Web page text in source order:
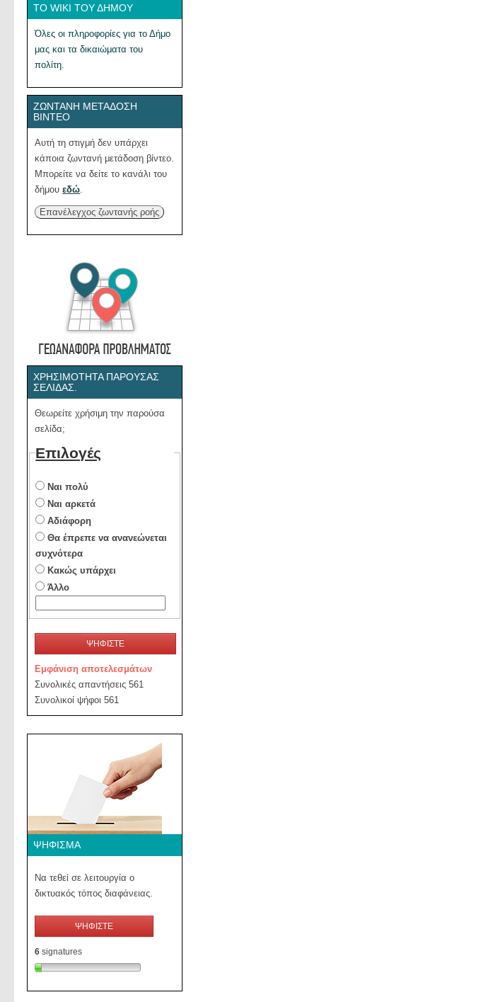
ΤΟ WIKI ΤΟΥ ΔΉΜΟΥ
Όλες οι πληροφορίες για το Δήμο
μας και τα δικαιώματα του
πολίτη.
ΖΩΝΤΑΝΉ ΜΕΤΆΔΟΣΗ
ΒΊΝΤΕΟ
Αυτή τη στιγμή δεν υπάρχει
κάποια ζωντανή μετάδοση βίντεο.
Μπορείτε να δείτε το κανάλι του
δήμουεδώ
Επανέλεγχος ζωντανής ροής
ΧΡΗΣΙΜΌΤΗΤΑ ΠΑΡΟΎΣΑΣ
ΣΕΛΊΔΑΣ.
Θεωρείτε χρήσιμη την παρούσα
σελίδα;
Επιλογές
Ναι πολύ
Ναι αρκετά
Αδιάφορη
Θα έπρεπε να ανανεώνεται
συχνότερα
Κακώς υπάρχει
Άλλο
ΨΗΦΙΣΤΕ
Εμφάνιση αποτελεσμάτων
Συνολικές απαντήσεις 561
Συνολικοί ψήφοι 561
ΨΉΦΙΣΜΑ
Να τεθεί σε λειτουργία ο
δικτυακός τόπος διαφάνειας.
ΨΗΦΙΣΤΕ
6 signatures